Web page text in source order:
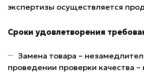
экспертизы осуществляется
Сроки удовлетворения
Замена товара –
проведении проверки качества –